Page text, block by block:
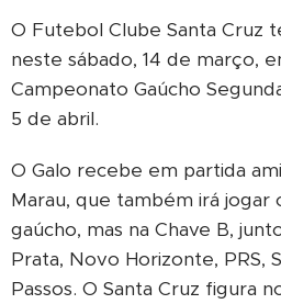
O Futebol Clube Santa Cruz
neste sábado, 14 de março,
Campeonato Gaúcho
5 de abril.
O Galo recebe em partida
Marau, que também irá jogar
gaúcho, mas na Chave B,
Prata, Novo Horizonte, PRS,
Passos. O Santa Cruz figura